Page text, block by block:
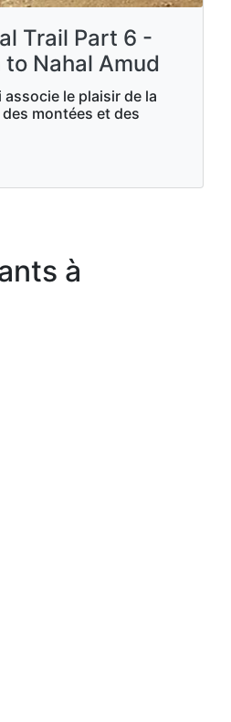
Trail Part 6 -
Nahal Amud
le plaisir de la
montées et des
à